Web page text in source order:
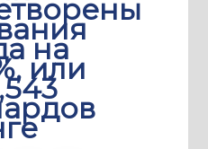
на
или